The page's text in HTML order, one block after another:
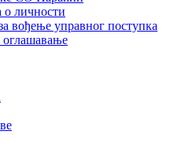
о личности
вођење управног поступка
оглашавање